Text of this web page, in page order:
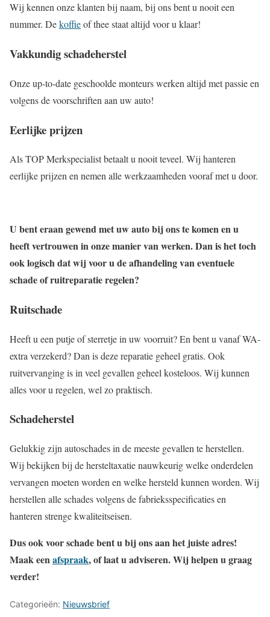
Wij kennen onze klanten bij naam, bij ons bent u nooit een
nummer. Dekoffieof thee staat altijd voor u klaar!
Vakkundig schadeherstel
Onze up-to-date geschoolde monteurs werken altijd met passie en
volgens de voorschriften aan uw auto!
Eerlijke prijzen
Als TOP Merkspecialist betaalt u nooit teveel. Wij hanteren
eerlijke prijzen en nemen alle werkzaamheden vooraf met u door.
U bent eraan gewend met uw auto bij ons te komen en u
heeft vertrouwen in onze manier van werken. Dan is het toch
ook logisch dat wij voor u de afhandeling van eventuele
schade of ruitreparatie regelen?
Ruitschade
Heeft u een putje of sterretje in uw voorruit? En bent u vanaf WA-
extra verzekerd? Dan is deze reparatie geheel gratis. Ook
ruitvervanging is in veel gevallen geheel kosteloos. Wij kunnen
alles voor u regelen, wel zo praktisch.
Schadeherstel
Gelukkig zijn autoschades in de meeste gevallen te herstellen.
Wij bekijken bij de hersteltaxatie nauwkeurig welke onderdelen
vervangen moeten worden en welke hersteld kunnen worden. Wij
herstellen alle schades volgens de fabrieksspecificaties en
hanteren strenge kwaliteitseisen.
Dus ook voor schade bent u bij ons aan het juiste adres!
Maak eenafspraak, of laat u adviseren. Wij helpen u graag
verder!
Categorieën: Nieuwsbrief